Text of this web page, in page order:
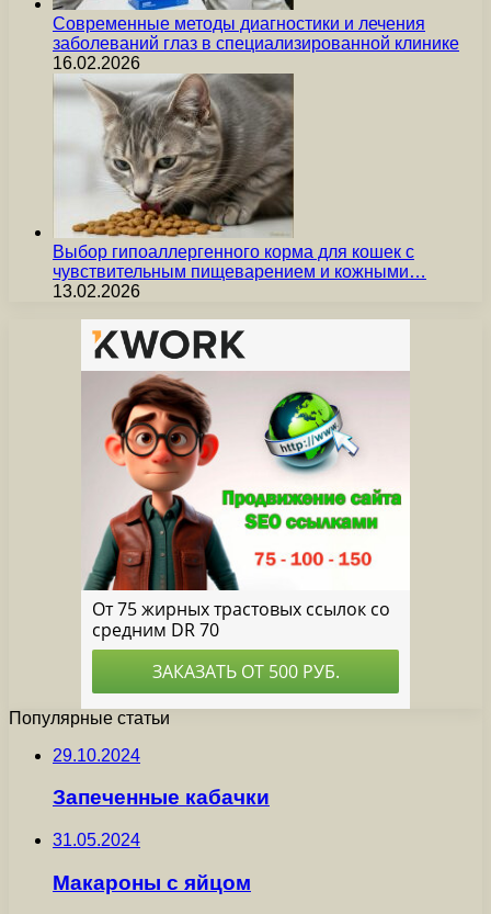
Современные методы диагностики и лечения
заболеваний глаз в специализированной клинике
16.02.2026
Выбор гипоаллергенного корма для кошек с
чувствительным пищеварением и кожными…
13.02.2026
Популярные статьи
29.10.2024
Запеченные кабачки
31.05.2024
Макароны с яйцом